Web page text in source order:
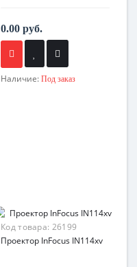
0.00 руб.
Наличие: Под заказ
Код товара: 26199
Проектор InFocus IN114xv